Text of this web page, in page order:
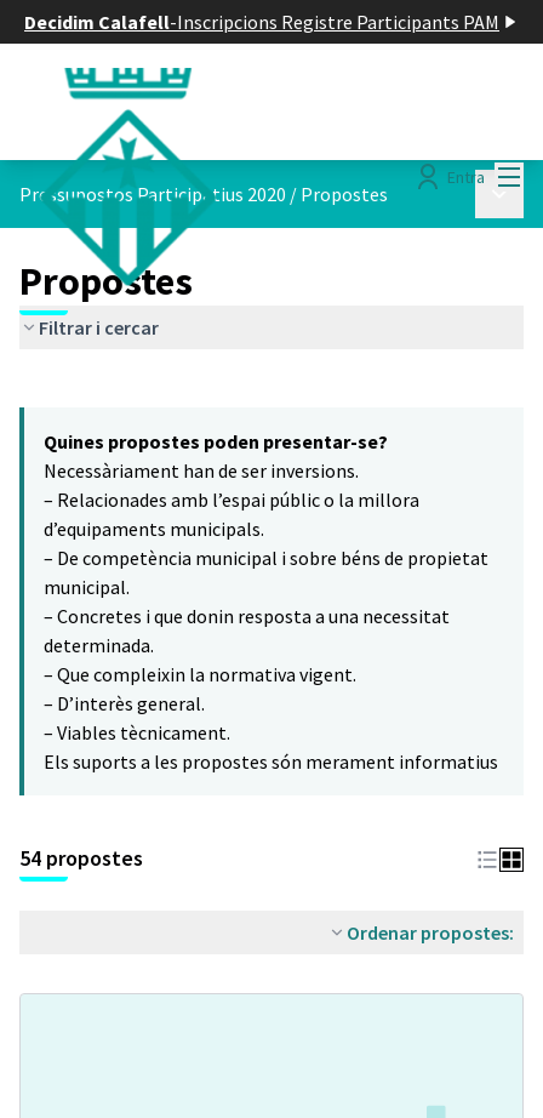
Decidim Calafell-Inscripcions Registre Participants PAM
Entra
Pressupostos Participatius 2020 / Propostes
Propostes
Filtrar i cercar
−
Quines propostes poden presentar-se?
Necessàriament han de ser inversions.
– Relacionades amb l’espai públic o la millora
d’equipaments municipals.
– De competència municipal i sobre béns de propietat
municipal.
– Concretes i que donin resposta a una necessitat
determinada.
– Que compleixin la normativa vigent.
– D’interès general.
– Viables tècnicament.
Els suports a les propostes són merament informatius
54 propostes
Ordenar propostes: